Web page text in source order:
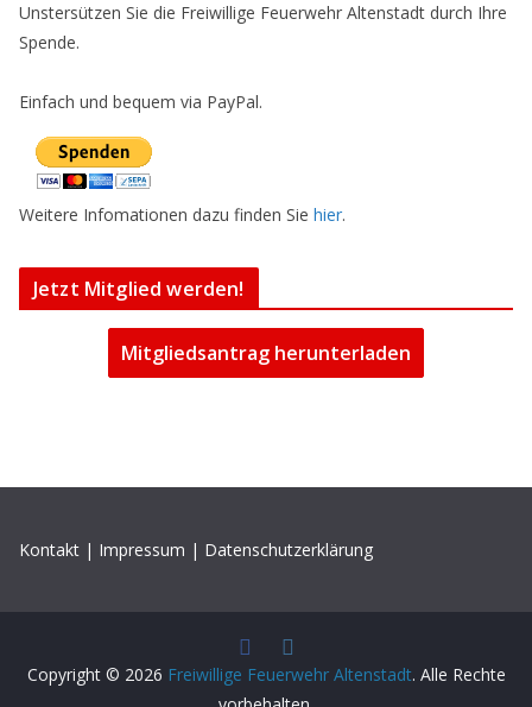
Unstersützen Sie die Freiwillige Feuerwehr Altenstadt durch Ihre
Spende.
Einfach und bequem via PayPal.
Weitere Infomationen dazu finden Sie hier.
Jetzt Mitglied werden!
Mitgliedsantrag herunterladen
Kontakt | Impressum | Datenschutzerklärung
Copyright © 2026 Freiwillige Feuerwehr Altenstadt. Alle Rechte